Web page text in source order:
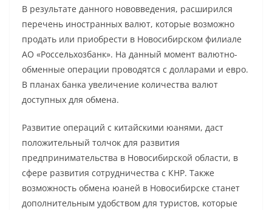
В результате данного нововведения, расширился
перечень иностранных валют, которые возможно
продать или приобрести в Новосибирском филиале
АО «Россельхозбанк». На данный момент валютно-
обменные операции проводятся с долларами и евро.
В планах банка увеличение количества валют
доступных для обмена.
Развитие операций с китайскими юанями, даст
положительный толчок для развития
предпринимательства в Новосибирской области, в
сфере развития сотрудничества с КНР. Также
возможность обмена юаней в Новосибирске станет
дополнительным удобством для туристов, которые